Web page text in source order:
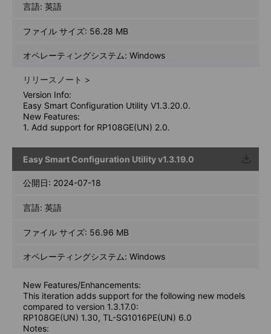
言語: 英語
ファイル サイズ: 56.28 MB
オペレーティングシステム: Windows
リリースノート >
Version Info:
Easy Smart Configuration Utility V1.3.20.0.
New Features:
1. Add support for RP108GE(UN) 2.0.
Easy Smart Configuration Utility v1.3.19.0
ウンロ
ード
公開日: 2024-07-18
言語: 英語
ファイル サイズ: 56.96 MB
オペレーティングシステム: Windows
New Features/Enhancements:
This iteration adds support for the following new models
compared to version 1.3.17.0:
RP108GE(UN) 1.30, TL-SG1016PE(UN) 6.0
Notes: